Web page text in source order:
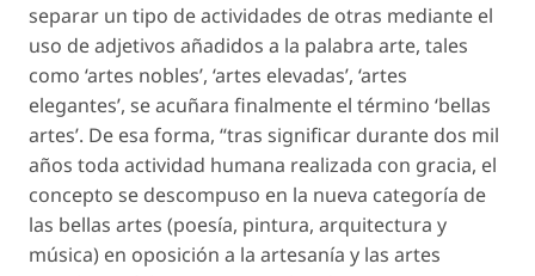
separar un tipo de actividades de otras mediante el
uso de adjetivos añadidos a la palabra arte, tales
como ‘artes nobles’, ‘artes elevadas’, ‘artes
elegantes’, se acuñara finalmente el término ‘bellas
artes’. De esa forma, “tras significar durante dos mil
años toda actividad humana realizada con gracia, el
concepto se descompuso en la nueva categoría de
las bellas artes (poesía, pintura, arquitectura y
música) en oposición a la artesanía y las artes